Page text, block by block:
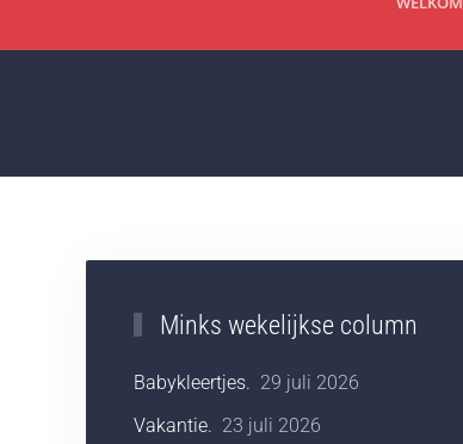
Minks wekelijkse column
Babykleertjes. 29 juli 2026
Vakantie. 23 juli 2026